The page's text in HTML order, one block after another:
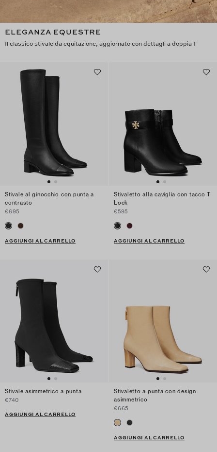
ELEGANZA EQUESTRE
Il classico stivale da equitazione, aggiornato con dettagli a doppia T
Stivale al ginocchio con punta a
contrasto
€695
AGGIUNGI AL CARRELLO
Stivaletto alla caviglia con tacco T
Lock
€595
AGGIUNGI AL CARRELLO
Stivale asimmetrico a punta
€740
AGGIUNGI AL CARRELLO
Stivaletto a punta con design
asimmetrico
€665
AGGIUNGI AL CARRELLO